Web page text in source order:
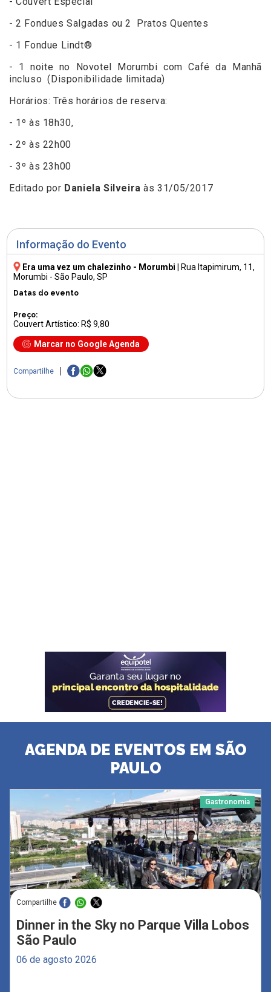
Informação do Evento
Era uma vez um chalezinho - Morumbi Rua Itapimirum, 11,
Morumbi - São Paulo, SP
Datas do evento
Preço:
Couvert Artístico: R$ 9,80
Marcar no Google Agenda
Compartilhe
- 2 Fondues Salgadas ou 2 Pratos Quentes
- 1 Fondue Lindt®
- 1 noite no Novotel Morumbi com Café da Manhã
incluso (Disponibilidade limitada)
Horários: Três horários de reserva:
- 1º às 18h30,
- 2º às 22h00
- 3º às 23h00
Editado por Daniela Silveira às 31/05/2017
AGENDA DE EVENTOS EM SÃO
PAULO
Gastronomia
Compartilhe
Dinner in the Sky no Parque Villa Lobos
São Paulo
06 de agosto 2026